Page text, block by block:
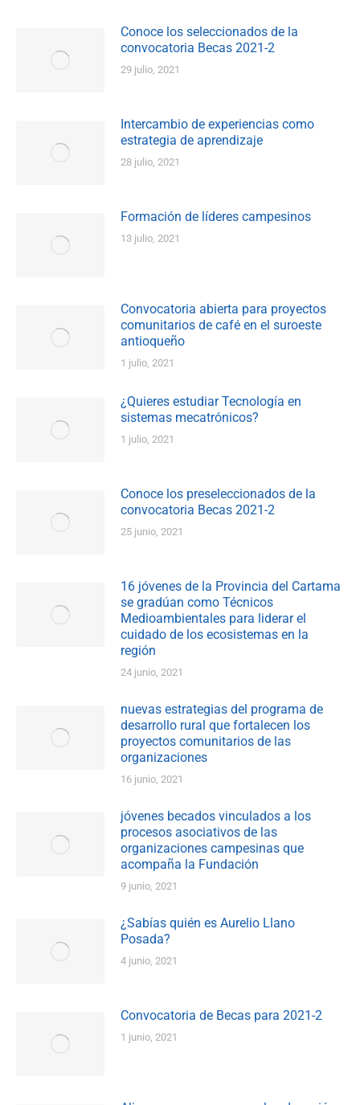
Conoce los seleccionados de la
convocatoria Becas 2021-2
29 julio, 2021
Intercambio de experiencias como
estrategia de aprendizaje
28 julio, 2021
Formación de líderes campesinos
13 julio, 2021
Convocatoria abierta para proyectos
comunitarios de café en el suroeste
antioqueño
1 julio, 2021
¿Quieres estudiar Tecnología en
sistemas mecatrónicos?
1 julio, 2021
Conoce los preseleccionados de la
convocatoria Becas 2021-2
25 junio, 2021
16 jóvenes de la Provincia del Cartama
se gradúan como Técnicos
Medioambientales para liderar el
cuidado de los ecosistemas en la
región
24 junio, 2021
nuevas estrategias del programa de
desarrollo rural que fortalecen los
proyectos comunitarios de las
organizaciones
16 junio, 2021
jóvenes becados vinculados a los
procesos asociativos de las
organizaciones campesinas que
acompaña la Fundación
9 junio, 2021
¿Sabías quién es Aurelio Llano
Posada?
4 junio, 2021
Convocatoria de Becas para 2021-2
1 junio, 2021